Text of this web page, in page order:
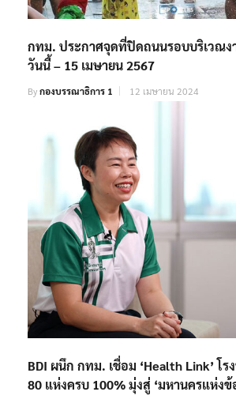
กทม. ประกาศจุดที่ปิดถนนรอบบริเวณง
วันนี้ – 15 เมษายน 2567
Byกองบรรณาธิการ 1 12 เมษายน 2024
BDI ผนึก กทม. เชื่อม ‘Health Link’ โ
80 แห่งครบ 100% มุ่งสู่ ‘มหานครแห่ง